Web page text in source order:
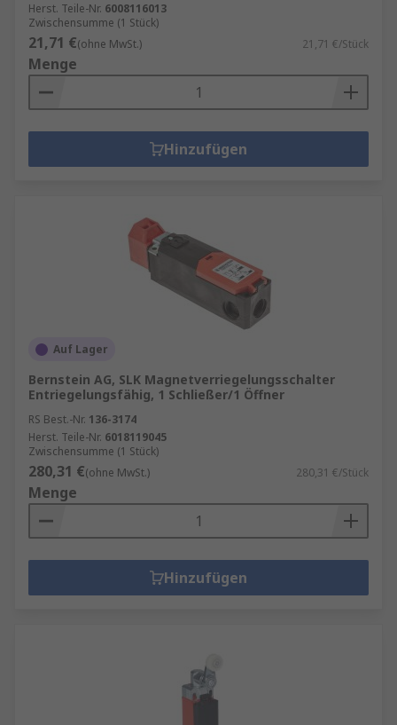
Herst. Teile-Nr. 6008116013
Zwischensumme (1 Stück)
21,71 €(ohne MwSt.) 21,71 €/Stück
Menge
Hinzufügen
Auf Lager
Bernstein AG, SLK Magnetverriegelungsschalter
Entriegelungsfähig, 1 Schließer/1 Öffner
RS Best.-Nr. 136-3174
Herst. Teile-Nr. 6018119045
Zwischensumme (1 Stück)
280,31 €(ohne MwSt.) 280,31 €/Stück
Menge
Hinzufügen